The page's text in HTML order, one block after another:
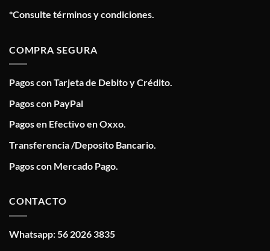
*Consulte términos y condiciones.
COMPRA SEGURA
Pagos con Tarjeta de Debito y Crédito.
Pagos con PayPal
Pagos en Efectivo en Oxxo.
Transferencia /Deposito Bancario.
Pagos con Mercado Pago.
CONTACTO
Whatsapp: 56 2026 3835